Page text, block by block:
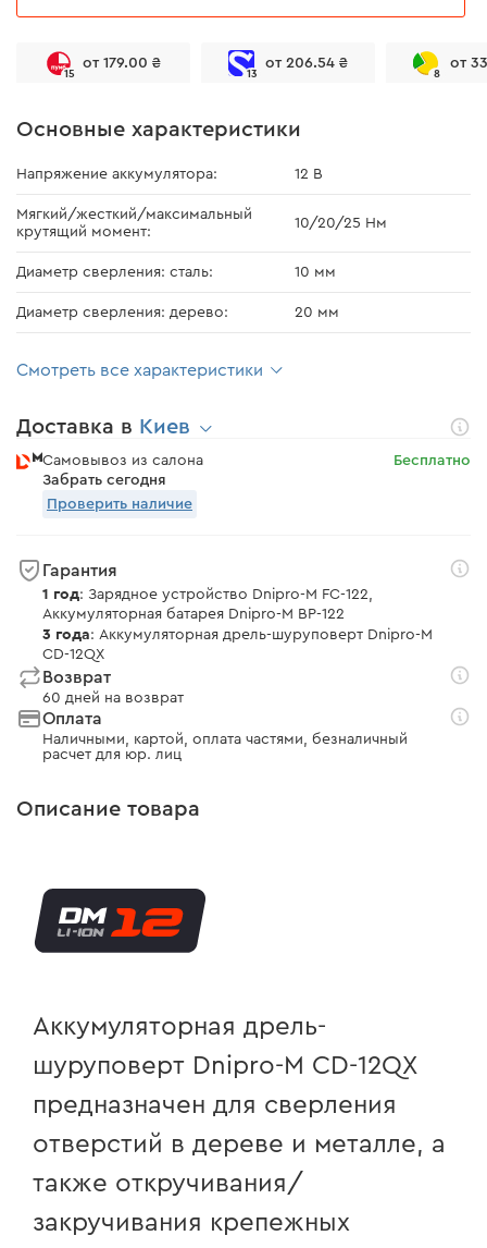
15
от 179.00 ₴
13
от 206.54 ₴
8
от
Основные характеристики
Напряжение аккумулятора: 12 В
Мягкий/жесткий/максимальный
крутящий момент:
10/20/25 Нм
Диаметр сверления: сталь: 10 мм
Диаметр сверления: дерево: 20 мм
Смотреть все характеристики
Доставка в Киев
Самовывоз из салона
Забрать сегодня
Бесплатно
Проверить наличие
Гарантия
1 год: Зарядное устройство Dnipro-M FC-122,
Аккумуляторная батарея Dnipro-M BP-122
3 года: Аккумуляторная дрель-шуруповерт Dnipro-M
CD-12QX
Возврат
60 дней на возврат
Оплата
Наличными, картой, оплата частями, безналичный
расчет для юр. лиц
Описание товара
Аккумуляторная дрель-
шуруповерт Dnipro-M CD-12QX
предназначен для сверления
отверстий в дереве и металле, а
также откручивания/
закручивания крепежных